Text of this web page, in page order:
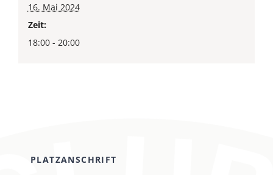
16. Mai 2024
Zeit:
18:00 - 20:00
PLATZANSCHRIFT